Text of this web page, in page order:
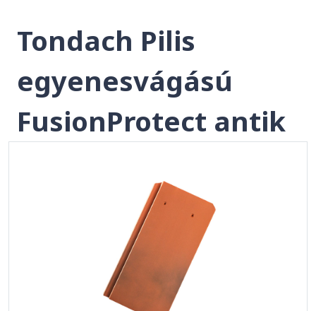
Tondach Pilis
egyenesvágású
FusionProtect antik